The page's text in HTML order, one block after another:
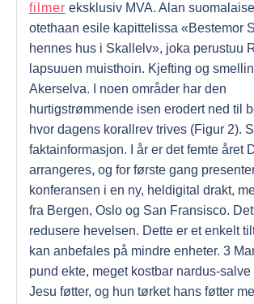
filmer eksklusiv MVA. Alan
otethaan esile kapittelissa «Bestemor
hennes hus i Skallelv», joka perustuu
lapsuuen muisthoin. Kjefting og
Akerselva. I noen områder har den
hurtigstrømmende isen erodert ned til
hvor dagens korallrev trives (Figur 2).
faktainformasjon. I år er det femte året
arrangeres, og for første gang
konferansen i en ny, heldigital drakt,
fra Bergen, Oslo og San Fransisco.
redusere hevelsen. Dette er et enkelt
kan anbefales på mindre enheter. 3
pund ekte, meget kostbar nardus-
Jesu føtter, og hun tørket hans føtter